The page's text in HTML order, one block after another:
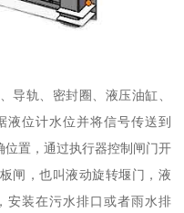
导轨、密封圈、液压油缸、
位计水位并将信号传送到
置，通过执行器控制闸门开
闸，也叫液动旋转堰门，液
安装在污水排口或者雨水排